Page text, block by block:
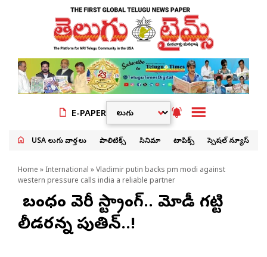
E-PAPER
USA తెలుగు వార్తలు పాలిటిక్స్ సినిమా టాపిక్స్ స్పెషల్ న్యూస్
Home » International » Vladimir putin backs pm modi against
western pressure calls india a reliable partner
మా బంధం వెరీ స్ట్రాంగ్.. మోడీ గట్టి
లీడరన్న పుతిన్..!